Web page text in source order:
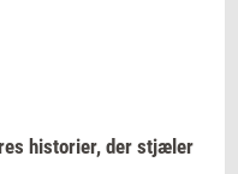
hi­sto­ri­er, der stjæ­ler